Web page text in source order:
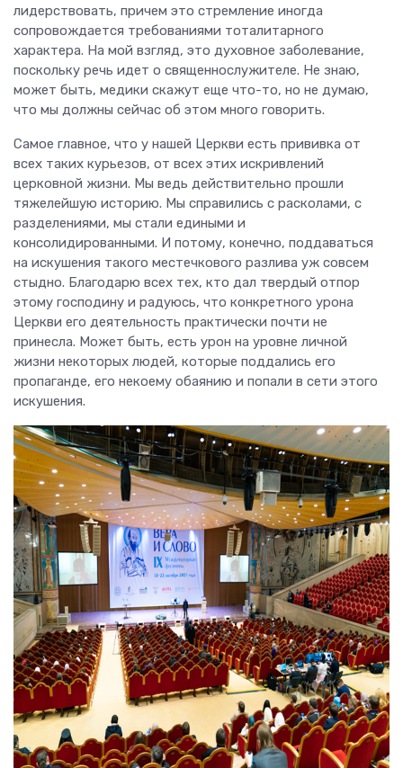
лидерствовать, причем это стремление иногда
сопровождается требованиями тоталитарного
характера. На мой взгляд, это духовное заболевание,
поскольку речь идет о священнослужителе. Не знаю,
может быть, медики скажут еще что-то, но не думаю,
что мы должны сейчас об этом много говорить.
Самое главное, что у нашей Церкви есть прививка от
всех таких курьезов, от всех этих искривлений
церковной жизни. Мы ведь действительно прошли
тяжелейшую историю. Мы справились с расколами, с
разделениями, мы стали едиными и
консолидированными. И потому, конечно, поддаваться
на искушения такого местечкового разлива уж совсем
стыдно. Благодарю всех тех, кто дал твердый отпор
этому господину и радуюсь, что конкретного урона
Церкви его деятельность практически почти не
принесла. Может быть, есть урон на уровне личной
жизни некоторых людей, которые поддались его
пропаганде, его некоему обаянию и попали в сети этого
искушения.